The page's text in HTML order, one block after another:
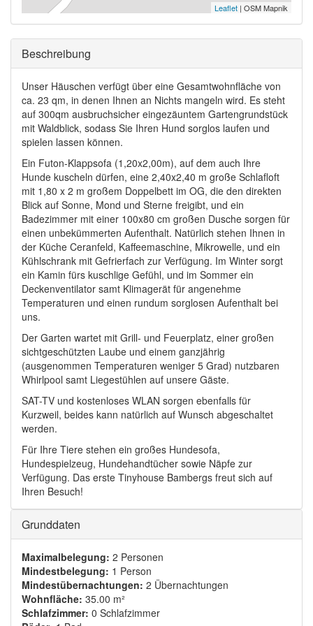
Leaflet | OSM Mapnik
Ausblenden
Beschreibung
Unser Häuschen verfügt über eine Gesamtwohnfläche von
ca. 23 qm, in denen Ihnen an Nichts mangeln wird. Es steht
auf 300qm ausbruchsicher eingezäuntem Gartengrundstück
mit Waldblick, sodass Sie Ihren Hund sorglos laufen und
spielen lassen können.
Ein Futon-Klappsofa (1,20x2,00m), auf dem auch Ihre
Hunde kuscheln dürfen, eine 2,40x2,40 m große Schlafloft
mit 1,80 x 2 m großem Doppelbett im OG, die den direkten
Blick auf Sonne, Mond und Sterne freigibt, und ein
Badezimmer mit einer 100x80 cm großen Dusche sorgen für
einen unbekümmerten Aufenthalt. Natürlich stehen Ihnen in
der Küche Ceranfeld, Kaffeemaschine, Mikrowelle, und ein
Kühlschrank mit Gefrierfach zur Verfügung. Im Winter sorgt
ein Kamin fürs kuschlige Gefühl, und im Sommer ein
Deckenventilator samt Klimagerät für angenehme
Temperaturen und einen rundum sorglosen Aufenthalt bei
uns.
Der Garten wartet mit Grill- und Feuerplatz, einer großen
sichtgeschützten Laube und einem ganzjährig
(ausgenommen Temperaturen weniger 5 Grad) nutzbaren
Whirlpool samt Liegestühlen auf unsere Gäste.
SAT-TV und kostenloses WLAN sorgen ebenfalls für
Kurzweil, beides kann natürlich auf Wunsch abgeschaltet
werden.
Für Ihre Tiere stehen ein großes Hundesofa,
Hundespielzeug, Hundehandtücher sowie Näpfe zur
Verfügung. Das erste Tinyhouse Bambergs freut sich auf
Ihren Besuch!
Ausblenden
Grunddaten
Maximalbelegung: 2 Personen
Mindestbelegung: 1 Person
Mindestübernachtungen: 2 Übernachtungen
Wohnfläche: 35.00 m²
Schlafzimmer: 0 Schlafzimmer